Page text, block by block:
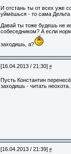
И отстань ты от всех уже
уймёшься - то сама Дельта
Давай ты тоже будешь не
собеседником? А если
заходишь, а?
[16.04.2013 / 21:30] #
Пусть Константин
заходишь - читать неохота...
[16.04.2013 / 21:39] #